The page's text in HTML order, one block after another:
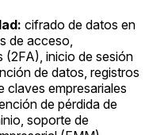
cifrado de datos en
de acceso,
inicio de sesión
de datos, registros
claves empresariales
de pérdida de
soporte de